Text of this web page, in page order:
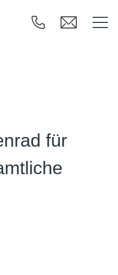
für